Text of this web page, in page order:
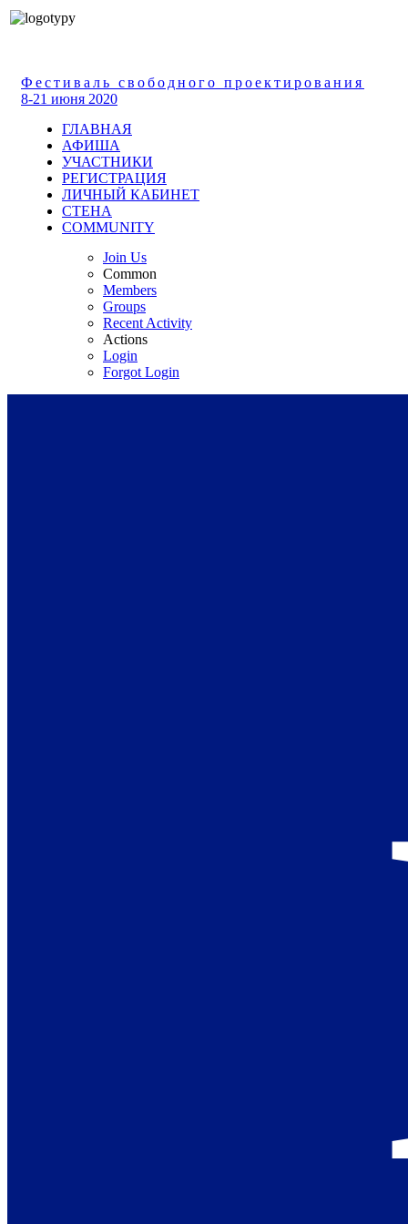
Фестиваль свободного проектирования
8-21 июня 2020
ГЛАВНАЯ
АФИША
УЧАСТНИКИ
РЕГИСТРАЦИЯ
ЛИЧНЫЙ КАБИНЕТ
СТЕНА
COMMUNITY
Join Us
Common
Members
Groups
Recent Activity
Actions
Login
Forgot Login